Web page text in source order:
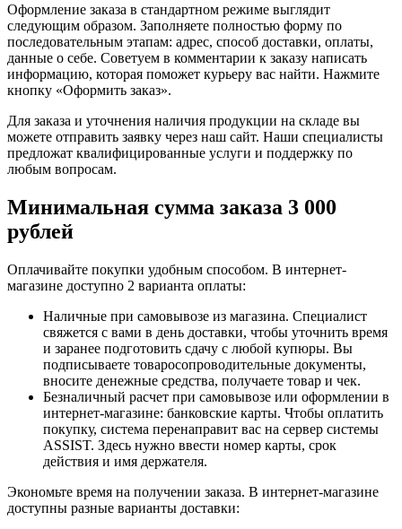
Оформление заказа в стандартном режиме выглядит
следующим образом. Заполняете полностью форму по
последовательным этапам: адрес, способ доставки, оплаты,
данные о себе. Советуем в комментарии к заказу написать
информацию, которая поможет курьеру вас найти. Нажмите
кнопку «Оформить заказ».
Для заказа и уточнения наличия продукции на складе вы
можете отправить заявку через наш сайт. Наши специалисты
предложат квалифицированные услуги и поддержку по
любым вопросам.
Минимальная сумма заказа 3 000
рублей
Оплачивайте покупки удобным способом. В интернет-
магазине доступно 2 варианта оплаты:
Наличные при самовывозе из магазина. Специалист
свяжется с вами в день доставки, чтобы уточнить время
и заранее подготовить сдачу с любой купюры. Вы
подписываете товаросопроводительные документы,
вносите денежные средства, получаете товар и чек.
Безналичный расчет при самовывозе или оформлении в
интернет-магазине: банковские карты. Чтобы оплатить
покупку, система перенаправит вас на сервер системы
ASSIST. Здесь нужно ввести номер карты, срок
действия и имя держателя.
Экономьте время на получении заказа. В интернет-магазине
доступны разные варианты доставки: